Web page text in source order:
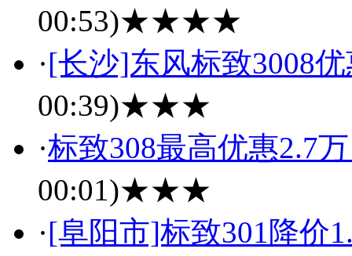
00:53)★★★★
·[长沙]东风标致3008
00:39)★★★
·标致308最高优惠2.7
00:01)★★★
·[阜阳市]标致301降价